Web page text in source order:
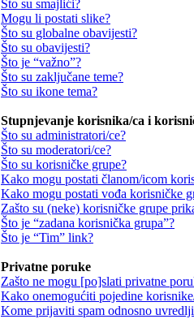
Što su smajlići?
Mogu li postati slike?
Što su globalne obavijesti?
Što su obavijesti?
Što je “važno”?
Što su zaključane teme?
Što su ikone tema?
Stupnjevanje korisnika/ca i
Što su administratori/ce?
Što su moderatori/ce?
Što su korisničke grupe?
Kako mogu postati članom/icom
Kako mogu postati vođa korisničke
Zašto su (neke) korisničke grupe
Što je “zadana korisnička grupa”?
Što je “Tim” link?
Privatne poruke
Zašto ne mogu [po]slati privatne
Kako onemogućiti pojedine
Kome prijaviti spam odnosno